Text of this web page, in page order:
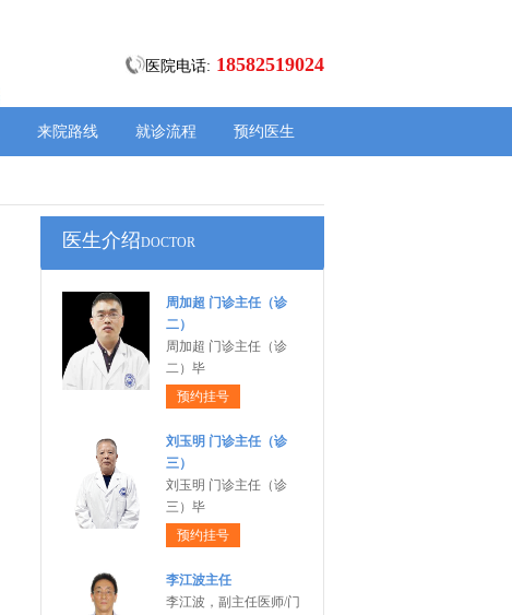
医院电话: 18582519024
来院路线 就诊流程 预约医生
医生介绍DOCTOR
周加超 门诊主任（诊
二）
周加超 门诊主任（诊
二）毕
预约挂号
刘玉明 门诊主任（诊
三）
刘玉明 门诊主任（诊
三）毕
预约挂号
李江波主任
李江波，副主任医师/门